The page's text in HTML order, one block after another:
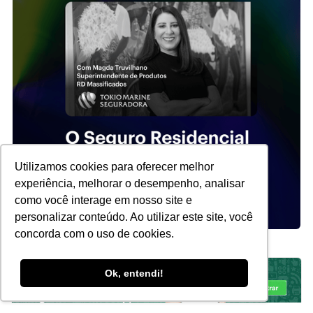
Utilizamos cookies para oferecer melhor
experiência, melhorar o desempenho, analisar
como você interage em nosso site e
personalizar conteúdo. Ao utilizar este site, você
concorda com o uso de cookies.
Ok, entendi!